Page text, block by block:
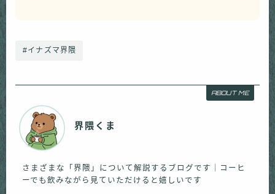
#イナズマ界隈
ABOUT ME
界隈くま
さまざまな「界隈」について解説するブログです｜コーヒ
ーでも飲みながら見ていただけると嬉しいです